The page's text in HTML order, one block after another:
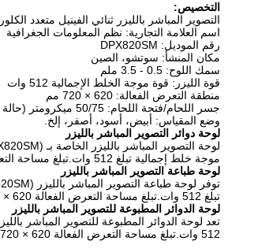
التخصيص:
التصوير المباشر بالليزر ثنائي الفينيل متعدد الكلور
اسم العلامة التجارية: نظم المعلومات الجغرافية
رقم الموديل: DPX820SM
مكان المنشأ: سوتشو، الصين
سمك اللوح: 0.5 - 3.5 ملم
قوة الليزر: قوة موجة الخلط الإجمالية 512 وات
منطقة التعرض الفعالة: 620 × 720 مم
جسر اللحام/فتحة اللحام: 50/75 ميكرومتر (حالة العملية)
وضع المقياس: أبيض، أسود، أصفر، إلخ.
لوحة دوائر التصوير المباشر بالليزر
موجة خلط إجمالية تبلغ 512 وات.تبلغ مساحة التعرض الفعالة 620 × 720 مم، وتكون فتحة جسر اللحام/اللحام 50/75 ميكرومتر (حالة العملية).يتوفر وضع المقياس باللون الأبيض والأسود والأصفر وما إلى ذلك.
لوحة طباعة التصوير المباشر بالليزر
تبلغ 512 وات.تبلغ مساحة التعرض الفعالة 620 × 720 مم، وتكون فتحة جسر اللحام/اللحام 50/75 ميكرومتر (حالة العملية).يتوفر وضع المقياس باللون الأبيض والأسود والأصفر وما إلى ذلك.
لوحة الدوائر المطبوعة للتصوير المباشر بالليزر
512 وات.تبلغ مساحة التعرض الفعالة 620 × 720 مم، وتكون فتحة جسر اللحام/اللحام 50/75 ميكرومتر (حالة العملية).يتوفر وضع المقياس باللون الأبيض والأسود والأصفر وما إلى ذلك.